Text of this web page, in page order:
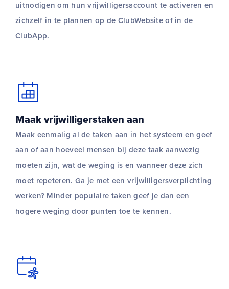
uitnodigen om hun vrijwilligersaccount te activeren en
zichzelf in te plannen op de ClubWebsite of in de
ClubApp.
Maak vrijwilligerstaken aan
Maak eenmalig al de taken aan in het systeem en geef
aan of aan hoeveel mensen bij deze taak aanwezig
moeten zijn, wat de weging is en wanneer deze zich
moet repeteren. Ga je met een vrijwilligersverplichting
werken? Minder populaire taken geef je dan een
hogere weging door punten toe te kennen.